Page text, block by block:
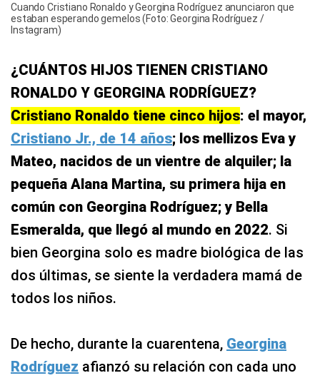
Cuando Cristiano Ronaldo y Georgina Rodríguez anunciaron que
estaban esperando gemelos (Foto: Georgina Rodríguez /
Instagram)
¿CUÁNTOS HIJOS TIENEN CRISTIANO
RONALDO Y GEORGINA RODRÍGUEZ?
Cristiano Ronaldo tiene cinco hijos: el mayor,
Cristiano Jr., de 14 años; los mellizos Eva y
Mateo, nacidos de un vientre de alquiler; la
pequeña Alana Martina, su primera hija en
común con Georgina Rodríguez; y Bella
Esmeralda, que llegó al mundo en 2022. Si
bien Georgina solo es madre biológica de las
dos últimas, se siente la verdadera mamá de
todos los niños.
De hecho, durante la cuarentena, Georgina
Rodríguez afianzó su relación con cada uno